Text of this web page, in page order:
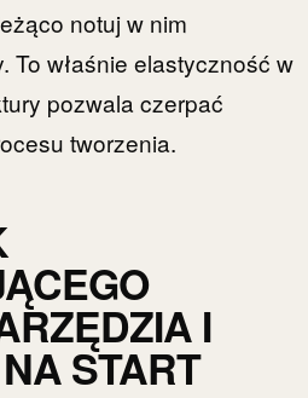
notuj w nim
To właśnie elastyczność w
pozwala czerpać
tworzenia.
I
START